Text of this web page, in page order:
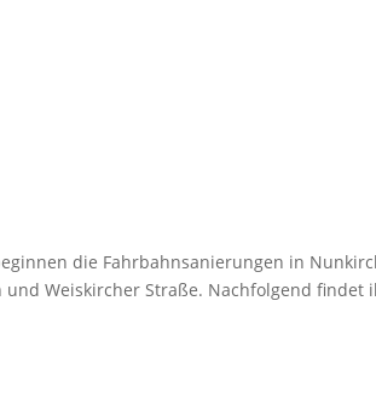
die Fahrbahnsanierungen in
Weiskircher Straße. Nachfolgend findet